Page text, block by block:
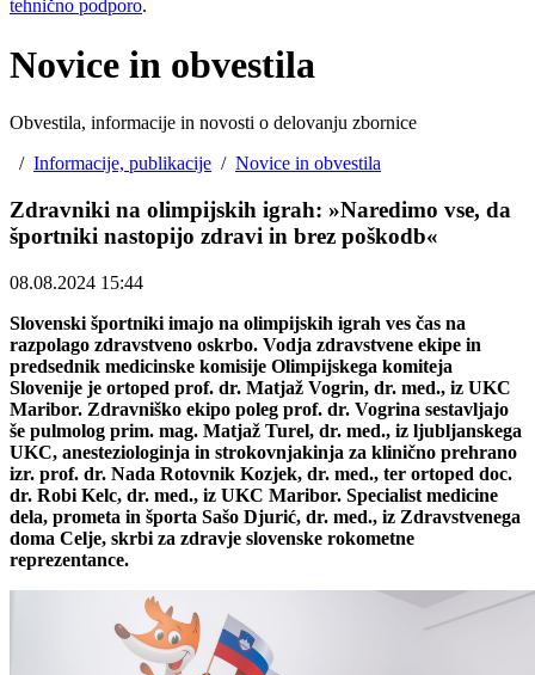
tehnično podporo.
Novice in obvestila
Obvestila, informacije in novosti o delovanju zbornice
/ Informacije, publikacije / Novice in obvestila
Zdravniki na olimpijskih igrah: »Naredimo vse, da
športniki nastopijo zdravi in brez poškodb«
08.08.2024 15:44
Slovenski športniki imajo na olimpijskih igrah ves čas na
razpolago zdravstveno oskrbo. Vodja zdravstvene ekipe in
predsednik medicinske komisije Olimpijskega komiteja
Slovenije je ortoped prof. dr. Matjaž Vogrin, dr. med., iz UKC
Maribor. Zdravniško ekipo poleg prof. dr. Vogrina sestavljajo
še pulmolog prim. mag. Matjaž Turel, dr. med., iz ljubljanskega
UKC, anesteziologinja in strokovnjakinja za klinično prehrano
izr. prof. dr. Nada Rotovnik Kozjek, dr. med., ter ortoped doc.
dr. Robi Kelc, dr. med., iz UKC Maribor. Specialist medicine
dela, prometa in športa Sašo Djurić, dr. med., iz Zdravstvenega
doma Celje, skrbi za zdravje slovenske rokometne
reprezentance.